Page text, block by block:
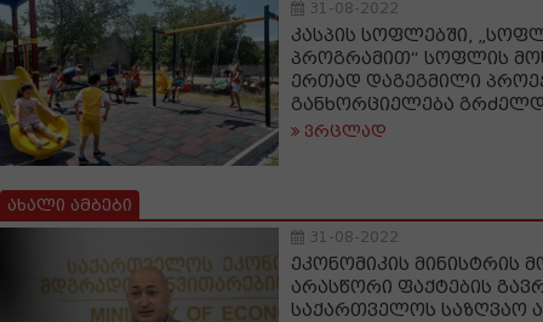
31-08-2022
კასპის სოფლებში,
პროგრამით“ სოფლის
ერთად დაგეგმილი
განხორციელება
ვრცლად
ახალი ამბები
31-08-2022
ეკონომიკის მინისტრის
არასწორი ფაქტების
საქართველოს საზღვაო